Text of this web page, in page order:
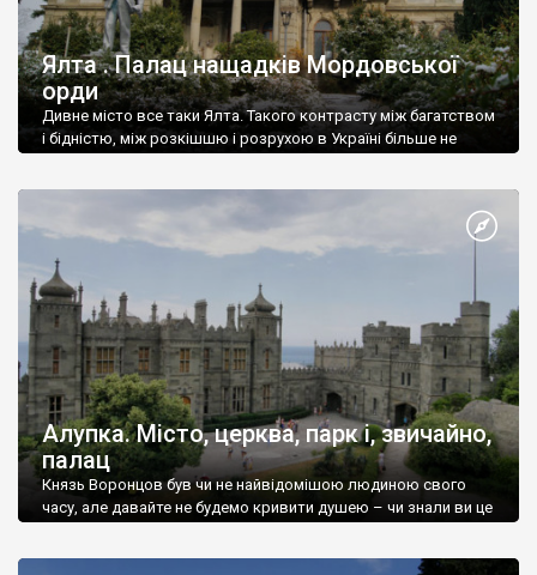
Ялта . Палац нащадків Мордовської
орди
Дивне місто все таки Ялта. Такого контрасту між багатством
і бідністю, між розкішшю і розрухою в Україні більше не
Алупка. Місто, церква, парк і, звичайно,
палац
Князь Воронцов був чи не найвідомішою людиною свого
часу, але давайте не будемо кривити душею – чи знали ви це